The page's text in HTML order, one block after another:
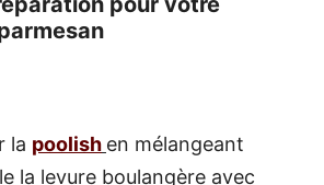
la poolish en mélangeant
la levure boulangère avec